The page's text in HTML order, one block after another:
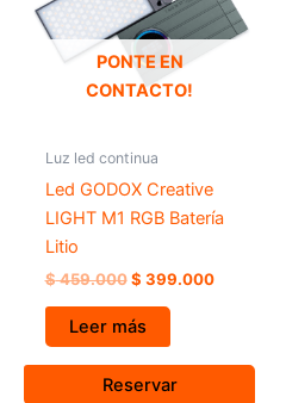
PONTE EN
CONTACTO!
Luz led continua
Led GODOX Creative
LIGHT M1 RGB Batería
Litio
$459.000 $ 399.000
Leer más
Reservar